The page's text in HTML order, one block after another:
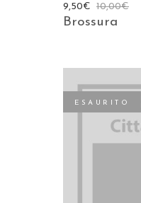
10,00€
9,50€
Brossura
ESAURITO